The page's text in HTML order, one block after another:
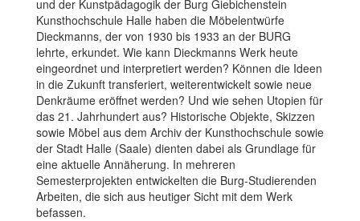
und der Kunstpädagogik der Burg Giebichenstein
Kunsthochschule Halle haben die Möbelentwürfe
Dieckmanns, der von 1930 bis 1933 an der BURG
lehrte, erkundet. Wie kann Dieckmanns Werk heute
eingeordnet und interpretiert werden? Können die Ideen
in die Zukunft transferiert, weiterentwickelt sowie neue
Denkräume eröffnet werden? Und wie sehen Utopien für
das 21. Jahrhundert aus? Historische Objekte, Skizzen
sowie Möbel aus dem Archiv der Kunsthochschule sowie
der Stadt Halle (Saale) dienten dabei als Grundlage für
eine aktuelle Annäherung. In mehreren
Semesterprojekten entwickelten die Burg-Studierenden
Arbeiten, die sich aus heutiger Sicht mit dem Werk
befassen.